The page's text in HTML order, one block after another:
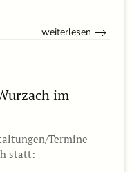
weiterlesen
im
Termine
statt: